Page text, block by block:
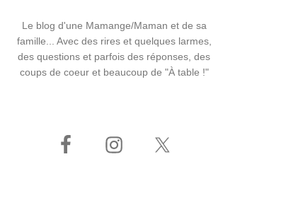
Le blog d'une Mamange/Maman et de sa
famille... Avec des rires et quelques larmes,
des questions et parfois des réponses, des
coups de coeur et beaucoup de "À table !"